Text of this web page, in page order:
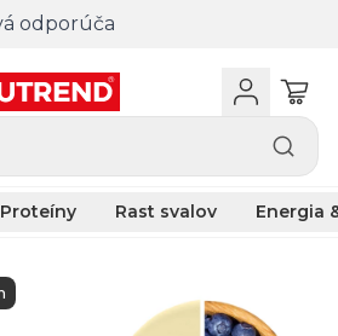
odporúča
Proteíny Rast svalov Energia